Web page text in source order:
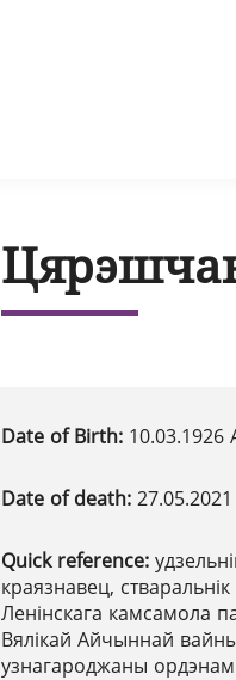
Date of Birth: 10.03.1926
Date of death:
Quick reference:
краязнавец,
Ленінскага камсамола
Вялікай Айчыннай
узнагароджаны